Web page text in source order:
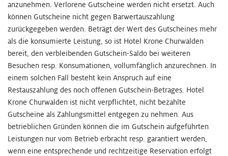
anzunehmen. Verlorene Gutscheine werden nicht ersetzt. Auch
können Gutscheine nicht gegen Barwertauszahlung
zurückgegeben werden. Beträgt der Wert des Gutscheines mehr
als die konsumierte Leistung, so ist Hotel Krone Churwalden
bereit, den verbleibenden Gutschein-Saldo bei weiteren
Besuchen resp. Konsumationen, vollumfänglich anzurechnen. In
einem solchen Fall besteht kein Anspruch auf eine
Restauszahlung des noch offenen Gutschein-Betrages. Hotel
Krone Churwalden ist nicht verpflichtet, nicht bezahlte
Gutscheine als Zahlungsmittel entgegen zu nehmen. Aus
betrieblichen Gründen können die im Gutschein aufgeführten
Leistungen nur vom Betrieb erbracht resp. garantiert werden,
wenn eine entsprechende und rechtzeitige Reservation erfolgt